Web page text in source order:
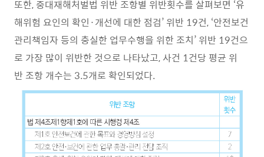
또한, 중대재해처벌법 위반 조항별 위반횟수를 살펴보면 ‘유
해위험 요인의 확인·개선에 대한 점검’ 위반 19건, ‘안전보건
관리책임자 등의 충실한 업무수행을 위한 조치’ 위반 19건으
로 가장 많이 위반한 것으로 나타났고, 사건 1건당 평균 위
반 조항 개수는 3.5개로 확인되었다.